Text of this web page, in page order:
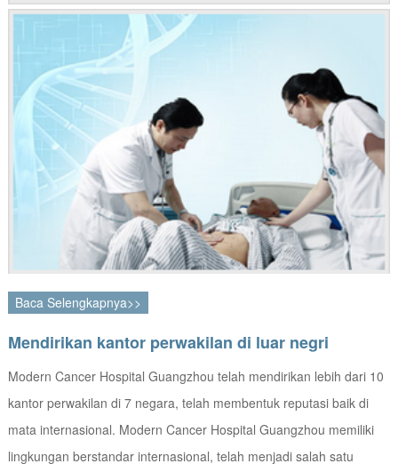
Baca Selengkapnya>>
Mendirikan kantor perwakilan di luar negri
Modern Cancer Hospital Guangzhou telah mendirikan lebih dari 10
kantor perwakilan di 7 negara, telah membentuk reputasi baik di
mata internasional. Modern Cancer Hospital Guangzhou memiliki
lingkungan berstandar internasional, telah menjadi salah satu